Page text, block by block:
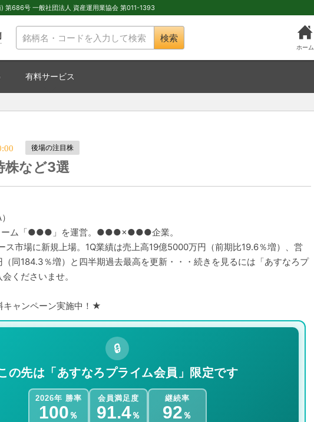
第686号 一般社団法人 資産運用業協会 第011-1393
検索
ホーム
有料サービス
後場の注目株
株など3選
ム「●●●」を運営。●●●×●●●企業。
市場に新規上場。1Q業績は売上高19億5000万円（前期比19.6％増）、営
同184.3％増）と四半期過去最高を更新・・・続きを見るには「あすなろプ
くださいませ。
ャンペーン実施中！★
🔒
の先は「あすなろプライム会員」限定です
2026年 勝率
100 ％
会員満足度
91.4％
継続率
92 ％